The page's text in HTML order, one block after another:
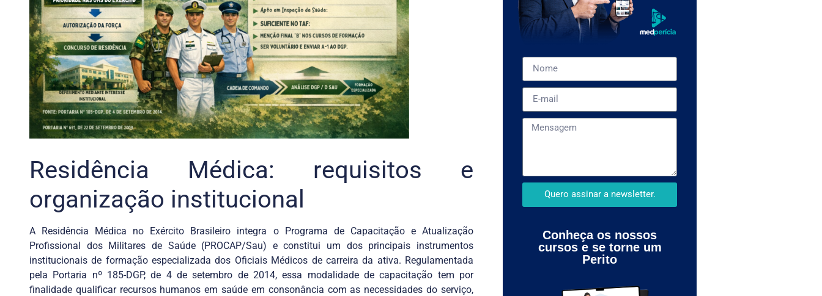
Residência Médica: requisitos e
organização institucional
A Residência Médica no Exército Brasileiro integra o Programa de Capacitação e Atualização
Profissional dos Militares de Saúde (PROCAP/Sau) e constitui um dos principais instrumentos
institucionais de formação especializada dos Oficiais Médicos de carreira da ativa. Regulamentada
pela Portaria nº 185-DGP, de 4 de setembro de 2014, essa modalidade de capacitação tem por
finalidade qualificar recursos humanos em saúde em consonância com as necessidades do serviço,
Quero assinar a newsletter.
Conheça os nossos
cursos e se torne um
Perito